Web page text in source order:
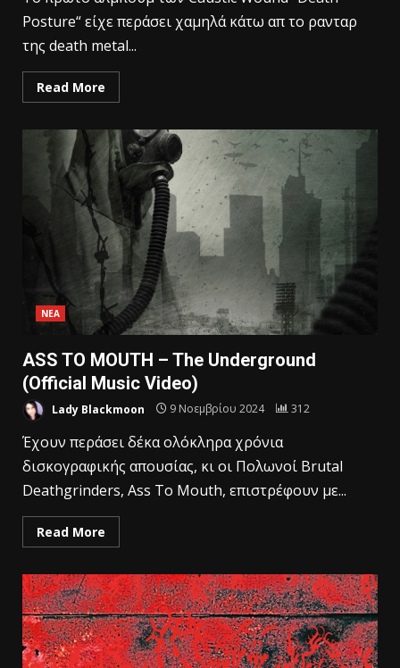
Posture“ είχε περάσει χαμηλά κάτω απ το ρανταρ
της death metal...
Read More
ΝΕΑ
ASS TO MOUTH – The Underground
(Official Music Video)
Lady Blackmoon 9 Νοεμβρίου 2024 312
Έχουν περάσει δέκα ολόκληρα χρόνια
δισκογραφικής απουσίας, κι οι Πολωνοί Brutal
Deathgrinders, Ass To Mouth, επιστρέφουν με...
Read More